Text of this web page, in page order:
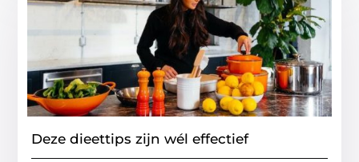
Deze dieettips zijn wél effectief